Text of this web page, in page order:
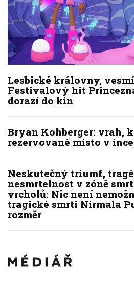
Lesbické královny,
Festivalový hit
dorazí do kin
Bryan Kohberger: vrah,
rezervované místo v
Neskutečný triumf,
nesmrtelnost v zóně
vrcholů: Nic není
tragické smrti Nirmala
rozměr